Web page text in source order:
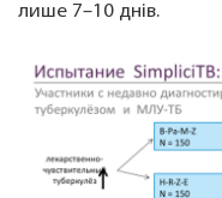
лише 7–10 днів.